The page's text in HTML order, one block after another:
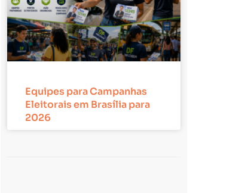
Equipes para Campanhas
Eleitorais em Brasília para
2026